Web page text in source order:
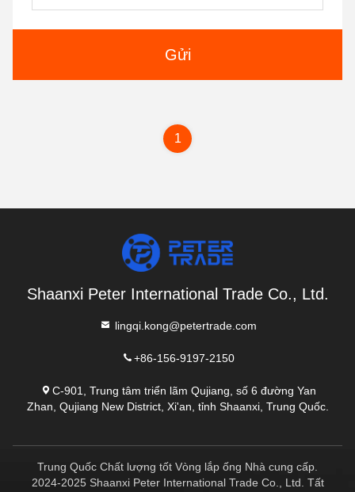
Gửi
1
Shaanxi Peter International Trade Co., Ltd.
lingqi.kong@petertrade.com
+86-156-9197-2150
C-901, Trung tâm triển lãm Qujiang, số 6 đường Yan
Zhan, Qujiang New District, Xi'an, tỉnh Shaanxi, Trung Quốc.
Trung Quốc Chất lượng tốt Vòng lắp ống Nhà cung cấp.
2024-2025 Shaanxi Peter International Trade Co., Ltd. Tất